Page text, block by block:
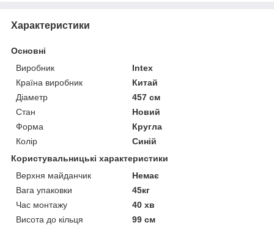
Характеристики
Основні
Виробник
Intex
Країна виробник
Китай
Діаметр
457 см
Стан
Новий
Форма
Кругла
Колір
Синій
Користувальницькі характеристики
Верхня майданчик
Немає
Вага упаковки
45кг
Час монтажу
40 хв
Висота до кільця
99 см